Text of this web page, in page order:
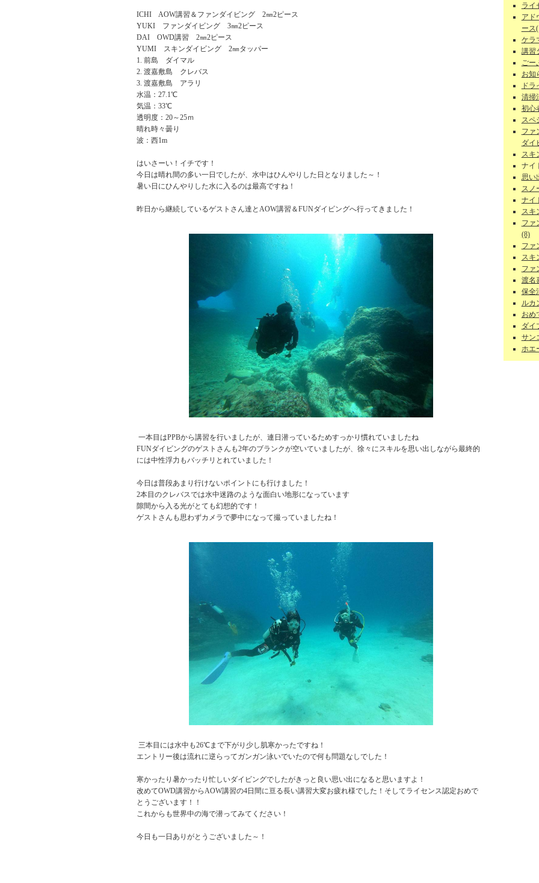
ICHI AOW講習＆ファンダイビング 2㎜2ピース
YUKI ファンダイビング 3㎜2ピース
DAI OWD講習 2㎜2ピース
YUMI スキンダイビング 2㎜タッパー
前島 ダイマル
渡嘉敷島 クレバス
渡嘉敷島 アラリ
水温：27.1℃
気温：33℃
透明度：20～25ｍ
晴れ時々曇り
波：西1m
はいさーい！イチです！
今日は晴れ間の多い一日でしたが、水中はひんやりした日となりました～！
暑い日にひんやりした水に入るのは最高ですね！
昨日から継続しているゲストさん達とAOW講習＆FUNダイビングへ行ってきました！
一本目はPPBから講習を行いましたが、連日潜っているためすっかり慣れていましたね
FUNダイビングのゲストさんも2年のブランクが空いていましたが、徐々にスキルを思い出しながら最終的
には中性浮力もバッチリとれていました！
今日は普段あまり行けないポイントにも行けました！
2本目のクレバスでは水中迷路のような面白い地形になっています
隙間から入る光がとても幻想的です！
ゲストさんも思わずカメラで夢中になって撮っていましたね！
三本目には水中も26℃まで下がり少し肌寒かったですね！
エントリー後は流れに逆らってガンガン泳いでいたので何も問題なしでした！
寒かったり暑かったり忙しいダイビングでしたがきっと良い思い出になると思いますよ！
改めてOWD講習からAOW講習の4日間に亘る長い講習大変お疲れ様でした！そしてライセンス認定おめで
とうございます！！
これからも世界中の海で潜ってみてください！
今日も一日ありがとうございました～！
ライ
アド
ース
ケラ
講習
ごー
お知
ド
清掃
初心
スペ
ファ
ダイ
スキ
ナイ
思い
スノ
ナイ
スキ
ファ
(8)
ファ
スキ
ファ
渡名
保全
ルカ
おめ
ダイ
サン
ホエ